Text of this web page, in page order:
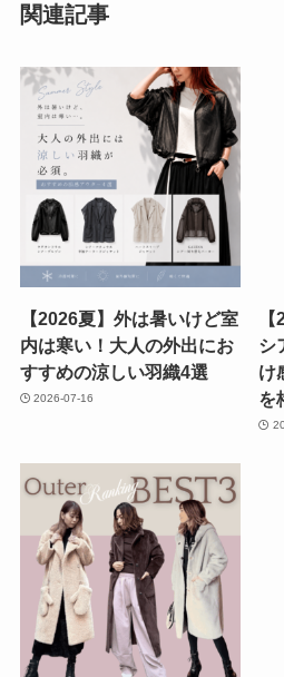
関連記事
【2026夏】外は暑いけど室
内は寒い！大人の外出にお
すすめの涼しい羽織4選
2026-07-16
シ
け
を